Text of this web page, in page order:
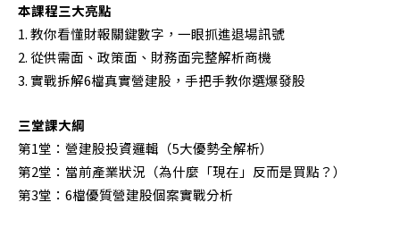
本課程三大亮點
1. 教你看懂財報關鍵數字，一眼抓進退場訊號
2. 從供需面、政策面、財務面完整解析商機
3. 實戰拆解6檔真實營建股，手把手教你選爆發股
三堂課大綱
第1堂：營建股投資邏輯（5大優勢全解析）
第2堂：當前產業狀況（為什麼「現在」反而是買點？）
第3堂：6檔優質營建股個案實戰分析